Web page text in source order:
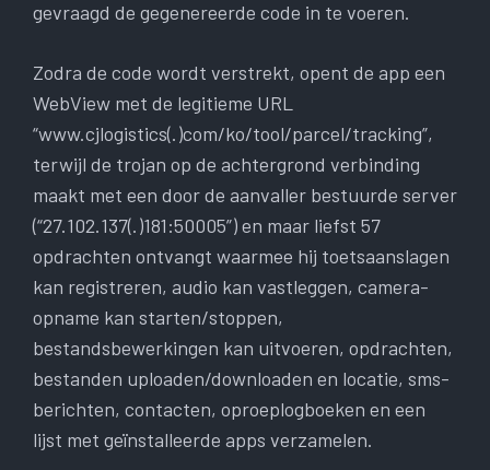
gevraagd de gegenereerde code in te voeren.
Zodra de code wordt verstrekt, opent de app een
WebView met de legitieme URL
“www.cjlogistics(.)com/ko/tool/parcel/tracking”,
terwijl de trojan op de achtergrond verbinding
maakt met een door de aanvaller bestuurde server
(“27.102.137(.)181:50005”) en maar liefst 57
opdrachten ontvangt waarmee hij toetsaanslagen
kan registreren, audio kan vastleggen, camera-
opname kan starten/stoppen,
bestandsbewerkingen kan uitvoeren, opdrachten,
bestanden uploaden/downloaden en locatie, sms-
berichten, contacten, oproeplogboeken en een
lijst met geïnstalleerde apps verzamelen.